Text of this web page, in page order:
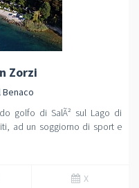
Zorzi
golfo di SalÃ² sul Lago di
ad un soggiorno di sport e
X